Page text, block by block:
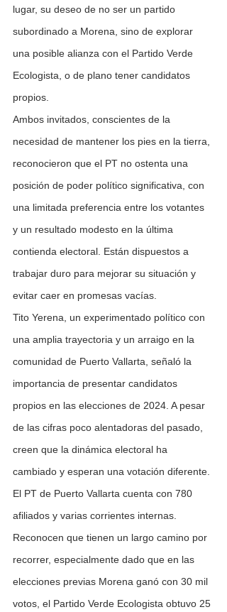
lugar, su deseo de no ser un partido
subordinado a Morena, sino de explorar
una posible alianza con el Partido Verde
Ecologista, o de plano tener candidatos
propios.
Ambos invitados, conscientes de la
necesidad de mantener los pies en la tierra,
reconocieron que el PT no ostenta una
posición de poder político significativa, con
una limitada preferencia entre los votantes
y un resultado modesto en la última
contienda electoral. Están dispuestos a
trabajar duro para mejorar su situación y
evitar caer en promesas vacías.
Tito Yerena, un experimentado político con
una amplia trayectoria y un arraigo en la
comunidad de Puerto Vallarta, señaló la
importancia de presentar candidatos
propios en las elecciones de 2024. A pesar
de las cifras poco alentadoras del pasado,
creen que la dinámica electoral ha
cambiado y esperan una votación diferente.
El PT de Puerto Vallarta cuenta con 780
afiliados y varias corrientes internas.
Reconocen que tienen un largo camino por
recorrer, especialmente dado que en las
elecciones previas Morena ganó con 30 mil
votos, el Partido Verde Ecologista obtuvo 25